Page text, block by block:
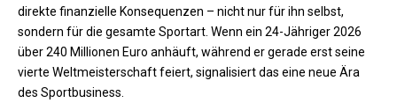
direkte finanzielle Konsequenzen – nicht nur für ihn selbst,
sondern für die gesamte Sportart. Wenn ein 24-Jähriger 2026
über 240 Millionen Euro anhäuft, während er gerade erst seine
vierte Weltmeisterschaft feiert, signalisiert das eine neue Ära
des Sportbusiness.